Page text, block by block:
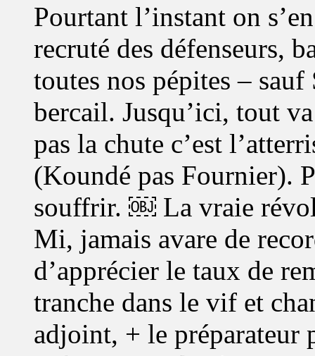
Pourtant l’instant on
recruté des défenseurs,
toutes nos pépites –
bercail. Jusqu’ici, tout
pas la chute c’est
(Koundé pas Fournier).
souffrir. ￼ La vraie
Mi, jamais avare de
d’apprécier le taux de
tranche dans le vif et
adjoint, + le préparateur